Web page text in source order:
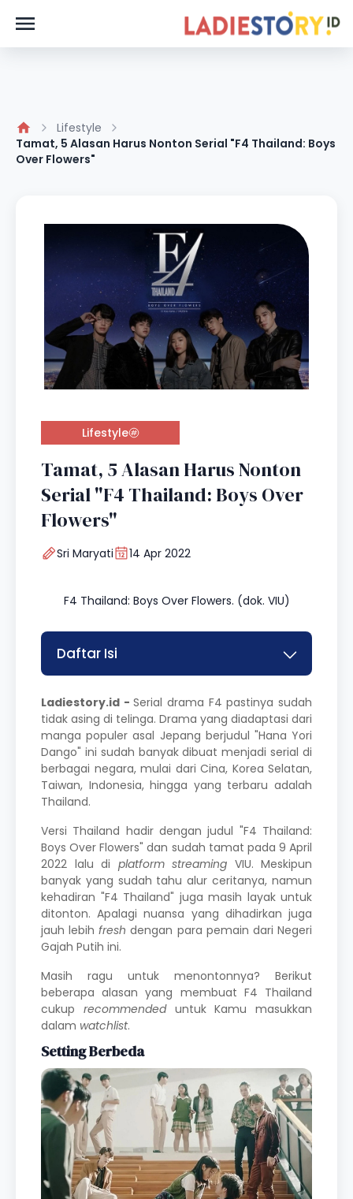
Lifestyle
Tamat, 5 Alasan Harus Nonton Serial "F4 Thailand: Boys
Over Flowers"
Lifestyle
Tamat, 5 Alasan Harus Nonton
Serial "F4 Thailand: Boys Over
Flowers"
Sri Maryati 14 Apr 2022
F4 Thailand: Boys Over Flowers. (dok. VIU)
Daftar Isi
Ladiestory.id -Serial drama F4 pastinya sudah
tidak asing di telinga. Drama yang diadaptasi dari
manga populer asal Jepang berjudul "Hana Yori
Dango" ini sudah banyak dibuat menjadi serial di
berbagai negara, mulai dari Cina, Korea Selatan,
Taiwan, Indonesia, hingga yang terbaru adalah
Thailand.
Versi Thailand hadir dengan judul "F4 Thailand:
Boys Over Flowers" dan sudah tamat pada 9 April
2022 lalu di platform streaming VIU. Meskipun
banyak yang sudah tahu alur ceritanya, namun
kehadiran "F4 Thailand" juga masih layak untuk
ditonton. Apalagi nuansa yang dihadirkan juga
jauh lebihfresh dengan para pemain dari Negeri
Gajah Putih ini.
Masih ragu untuk menontonnya? Berikut
beberapa alasan yang membuat F4 Thailand
cukup recommended untuk Kamu masukkan
dalam watchlist.
Setting Berbeda